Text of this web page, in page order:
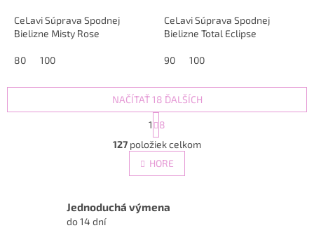
CeLavi Súprava Spodnej
Bielizne Misty Rose
80 100
CeLavi Súprava Spodnej
Bielizne Total Eclipse
90 100
O
v
l
á
a
c
NAČÍTAŤ 18 ĎALŠÍCH
S
t
r
á
n
k
a
1
8
127 položiek celkom
HORE
Jednoduchá výmena
do 14 dní